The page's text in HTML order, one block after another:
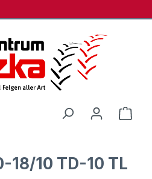
18/10 TD-10 TL